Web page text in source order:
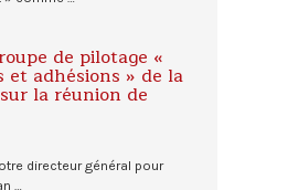
de pilotage «
et adhésions » de la
la réunion de
directeur général pour
…